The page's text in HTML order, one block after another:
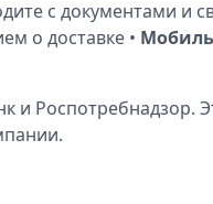
с документами и
о доставке •
Роспотребнадзор.